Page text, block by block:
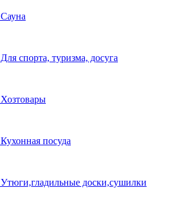
Сауна
Для спорта, туризма, досуга
Хозтовары
Кухонная посуда
Утюги,гладильные доски,сушилки